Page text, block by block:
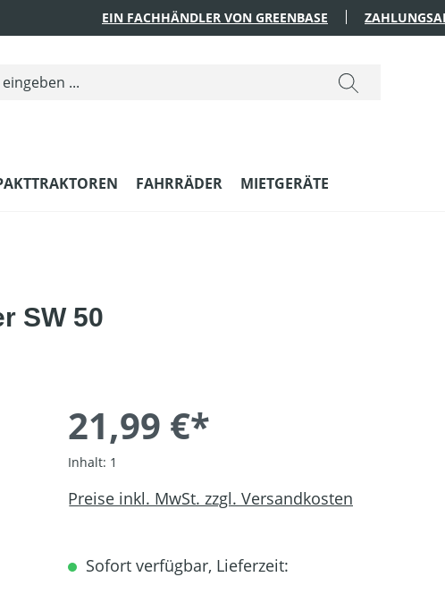
EIN FACHHÄNDLER VON GREENBASE
FAHRRÄDER MIETGERÄTE
SW 50
21,99 €*
Inhalt: 1
Preise inkl. MwSt. zzgl. Versandkosten
Sofort verfügbar, Lieferzeit: